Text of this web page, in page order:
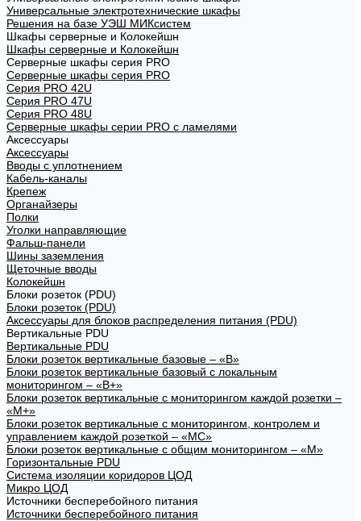
Универсальные электротехнические шкафы
Решения на базе УЭШ МИКсистем
Шкафы серверные и Колокейшн
Шкафы серверные и Колокейшн
Серверные шкафы серия PRO
Серверные шкафы серия PRO
Серия PRO 42U
Серия PRO 47U
Серия PRO 48U
Серверные шкафы серии PRO с ламелями
Аксессуары
Аксессуары
Вводы с уплотнением
Кабель-каналы
Крепеж
Органайзеры
Полки
Уголки направляющие
Фальш-панели
Шины заземления
Щеточные вводы
Колокейшн
Блоки розеток (PDU)
Блоки розеток (PDU)
Аксессуары для блоков распределения питания (PDU)
Вертикальные PDU
Вертикальные PDU
Блоки розеток вертикальные базовые – «В»
Блоки розеток вертикальные базовый с локальным
мониторингом – «В+»
Блоки розеток вертикальные с мониторингом каждой розетки –
«М+»
Блоки розеток вертикальные с мониторингом, контролем и
управлением каждой розеткой – «МС»
Блоки розеток вертикальные с общим мониторингом – «М»
Горизонтальные PDU
Система изоляции коридоров ЦОД
Микро ЦОД
Источники бесперебойного питания
Источники бесперебойного питания